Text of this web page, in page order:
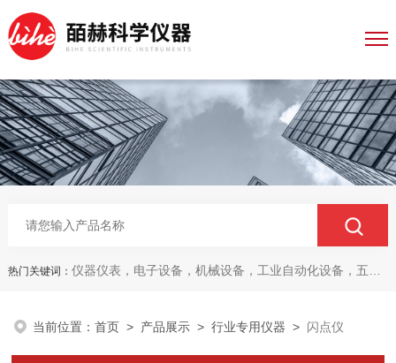
热门关键词： 仪器仪表，电子设备，机械设备，工业自动化设备，五金产品，电线电缆，金属材料，电子
当前位置：首页 > 产品展示 >行业专用仪器 > 闪点仪